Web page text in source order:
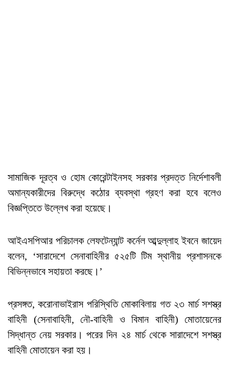
সামাজিক দূরত্ব ও হোম কোরেন্টাইনসহ সরকার প্রদত্ত নির্দেশাবলী
অমান্যকারীদের বিরুদ্ধে কঠোর ব্যবস্থা গ্রহণ করা হবে বলেও
বিজ্ঞপ্তিতে উল্লেখ করা হয়েছে।
আইএসপিআর পরিচালক লেফটেন্যান্ট কর্নেল আব্দুল্লাহ ইবনে জায়েদ
বলেন, ‘সারাদেশে সেনাবাহিনীর ৫২৫টি টিম স্থানীয় প্রশাসনকে
বিভিন্নভাবে সহায়তা করছে।’
প্রসঙ্গত, করোনাভাইরাস পরিস্থিতি মোকাবিলায় গত ২৩ মার্চ সশস্ত্র
বাহিনী (সেনাবাহিনী, নৌ-বাহিনী ও বিমান বাহিনী) মোতায়েনের
সিদ্ধান্ত নেয় সরকার। পরের দিন ২৪ মার্চ থেকে সারাদেশে সশস্ত্র
বাহিনী মোতায়েন করা হয়।